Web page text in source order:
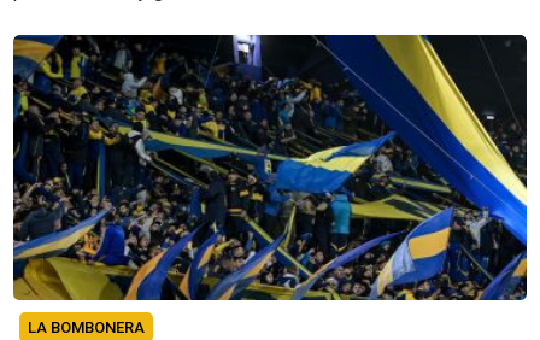
LA BOMBONERA